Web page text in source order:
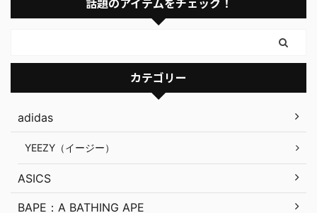
カテゴリー
adidas
YEEZY（イージー）
ASICS
BAPE：A BATHING APE